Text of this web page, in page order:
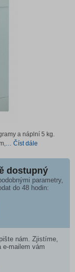
a náplní 5 kg.
… Číst dále
dostupný
parametry,
do 48 hodin:
nám. Zjistíme,
e-mailem vám